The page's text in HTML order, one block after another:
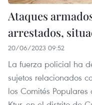
Ataques
arrestados,
20/06/2023 09:52
La fuerza policial ha
sujetos relacionados
los Comités